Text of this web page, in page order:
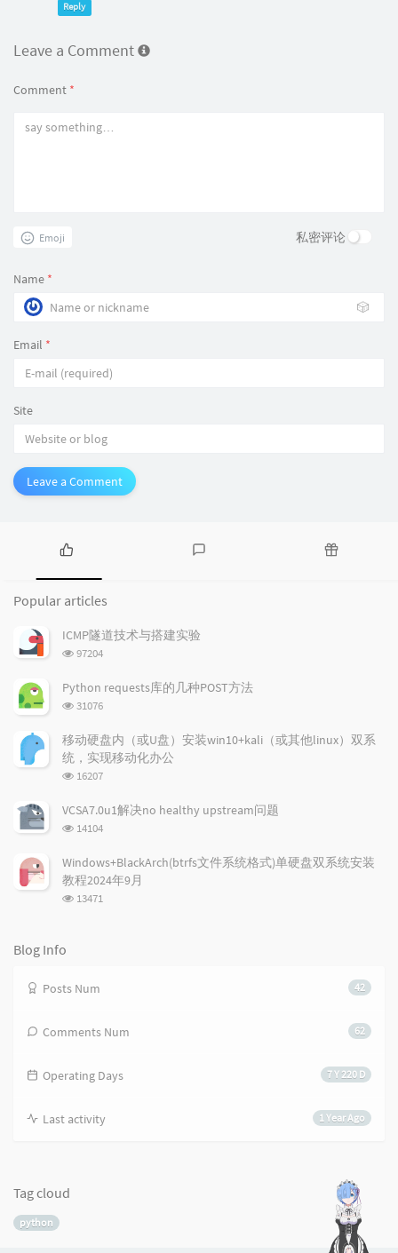
Reply
Leave a Comment
Comment *
Emoji 私密评论
Name *
🎲
Email *
Site
Leave a Comment
p
r
a
t
i
c
e
s
s
c
m
s
Popular articles
ICMP隧道技术与搭建实验
浏
次
97204
Python requests库的几种POST方法
浏
次
数:
31076
移动硬盘内（或U盘）安装win10+kali（或其他linux）双系
统，实现移动化办公
浏
次
16207
VCSA7.0u1解决no healthy upstream问题
浏
次
数:
14104
Windows+BlackArch(btrfs文件系统格式)单硬盘双系统安装
教程2024年9月
浏
13471
Blog Info
42
Posts Num
62
Comments Num
7 Y 220 D
Operating Days
1 Year Ago
Last activity
Tag cloud
python